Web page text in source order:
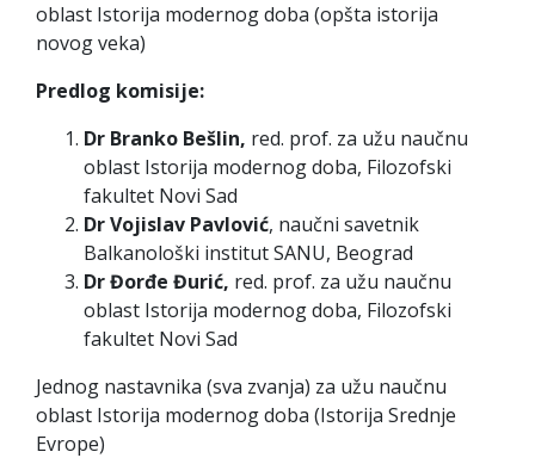
oblast Istorija modernog doba (opšta istorija
novog veka)
Predlog komisije:
Dr Branko Bešlin, red. prof. za užu naučnu
oblast Istorija modernog doba, Filozofski
fakultet Novi Sad
Dr Vojislav Pavlović, naučni savetnik
Balkanološki institut SANU, Beograd
Dr Đorđe Đurić, red. prof. za užu naučnu
oblast Istorija modernog doba, Filozofski
fakultet Novi Sad
Jednog nastavnika (sva zvanja) za užu naučnu
oblast Istorija modernog doba (Istorija Srednje
Evrope)